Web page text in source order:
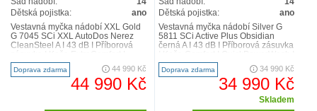
Dětská pojistka:
ano
Vestavná myčka nádobí XXL Gold
G 7045 SCi XXL AutoDos Nerez
CleanSteel A I 43 dB I Příborová
AutoDos I Miele@home ..
Doprava zdarma 44 990 Kč
44 990 Kč
Dětská pojistka:
ano
Vestavná myčka nádobí Silver G
5811 SCi Active Plus Obsidian
černá A I 43 dB I Příborová zásuvka
AutoOpen ne..
Doprava zdarma 34 990 Kč
34 990 Kč
Skladem